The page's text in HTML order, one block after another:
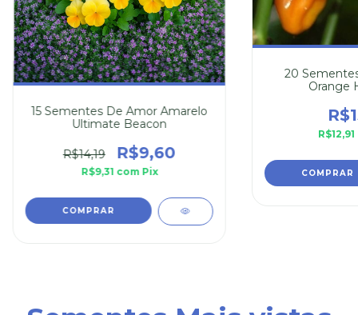
15 Sementes De Amor Amarelo
Ultimate Beacon
R$14,19 R$9,60
R$9,31 com Pix
20
Orange
R$12,91